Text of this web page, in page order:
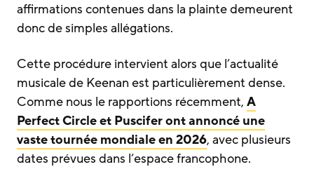
affirmations contenues dans la plainte demeurent
donc de simples allégations.
Cette procédure intervient alors que l’actualité
musicale de Keenan est particulièrement dense.
Comme nous le rapportions récemment, A
Perfect Circle et Puscifer ont annoncé une
vaste tournée mondiale en 2026, avec plusieurs
dates prévues dans l’espace francophone.